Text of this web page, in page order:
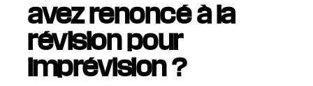
avez renoncé à la
révision pour
imprévision ?